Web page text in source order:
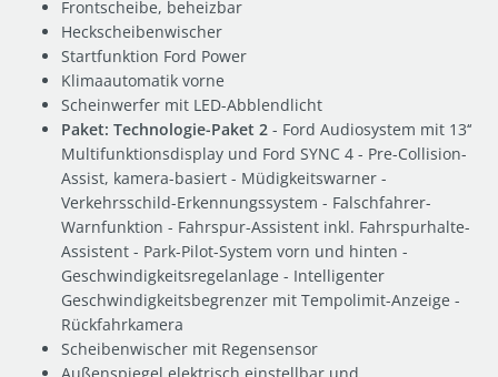
Frontscheibe, beheizbar
Heckscheibenwischer
Startfunktion Ford Power
Klimaautomatik vorne
Scheinwerfer mit LED-Abblendlicht
Paket: Technologie-Paket 2 - Ford Audiosystem mit 13‘‘
Multifunktionsdisplay und Ford SYNC 4 - Pre-Collision-
Assist, kamera-basiert - Müdigkeitswarner -
Verkehrsschild-Erkennungssystem - Falschfahrer-
Warnfunktion - Fahrspur-Assistent inkl. Fahrspurhalte-
Assistent - Park-Pilot-System vorn und hinten -
Geschwindigkeitsregelanlage - Intelligenter
Geschwindigkeitsbegrenzer mit Tempolimit-Anzeige -
Rückfahrkamera
Scheibenwischer mit Regensensor